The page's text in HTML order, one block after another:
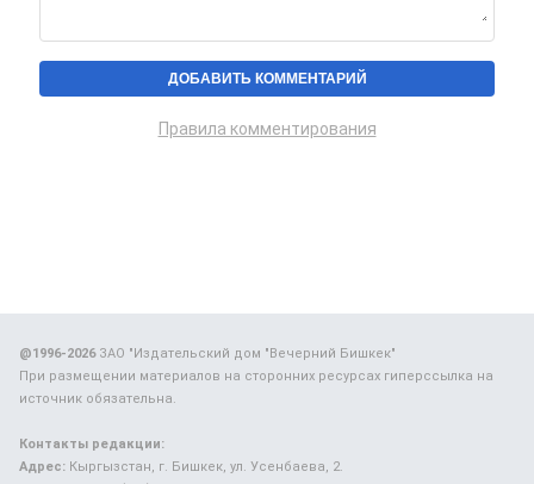
Правила комментирования
@1996-2026ЗАО "Издательский дом "Вечерний Бишкек"
При размещении материалов на сторонних ресурсах гиперссылка на
источник обязательна.
Контакты редакции:
Адрес: Кыргызстан, г. Бишкек, ул. Усенбаева, 2.